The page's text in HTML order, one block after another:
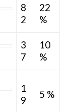
8
2
22
%
3
7
10
%
1
9
5 %